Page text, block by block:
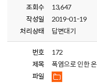
조회수
13,647
작성일
2019-01-19
처리상태
답변대기
번호
172
제목
폭염으로 인한
파일